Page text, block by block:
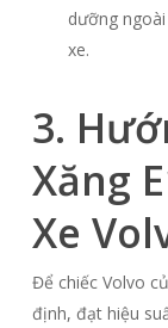
dưỡng
xe.
3.
Xăng
Xe
Để chiếc Volvo
định, đạt hiệu